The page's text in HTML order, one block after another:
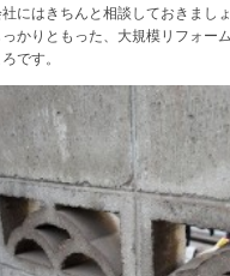
にはきちんと相談しておきましょ
かりともった、大規模リフォー
です。